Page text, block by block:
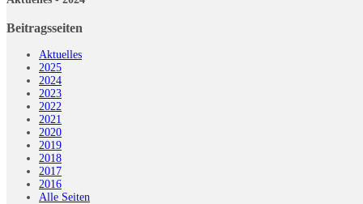
Beitragsseiten
Aktuelles
2025
2024
2023
2022
2021
2020
2019
2018
2017
2016
Alle Seiten